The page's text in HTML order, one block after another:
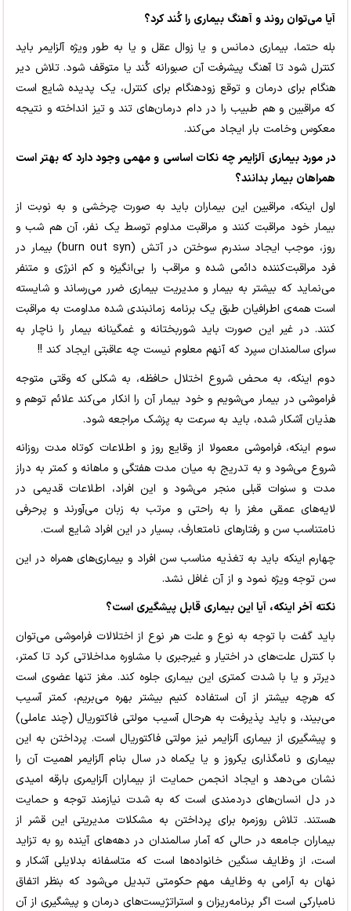
آیا می‌توان روند و آهنگ بیماری را کُند کرد؟
بله حتما، بیماری دمانس و یا زوال عقل و یا به طور ویژه آلزایمر باید
کنترل شود تا آهنگ پیشرفت آن صبورانه کُند یا متوقف شود. تلاش دیر
هنگام برای درمان و توقع زودهنگام برای کنترل، یک پدیده شایع است
که مراقبین و هم طبیب را در دام درمان‌های تند و تیز انداخته و نتیجه
معکوس وخامت بار ایجاد می‌کند.
در مورد بیماری آلزایمر چه نکات اساسی و مهمی وجود دارد که بهتر است
همراهان بیمار بدانند؟
اول اینکه، مراقبین این بیماران باید به صورت چرخشی و به نوبت از
بیمار خود مراقبت کنند و مراقبت مداوم توسط یک نفر، آن هم شب و
روز، موجب ایجاد سندرم سوختن در آتش (burn out syn) بیمار در
فرد مراقبت‌کننده دائمی شده و مراقب را بی‌انگیزه و کم انرژی و متنفر
می‌نماید که بیشتر به بیمار و مدیریت بیماری ضرر می‌رساند و شایسته
است همه‌ی اطرافیان طبق یک برنامه زمانبندی شده مداومت به مراقبت
کنند. در غیر این صورت باید شوربختانه و غمگینانه بیمار را ناچار به
سرای سالمندان سپرد که آنهم معلوم نیست چه عاقبتی ایجاد کند !!
دوم اینکه، به محض شروع اختلال حافظه، به شکلی که وقتی متوجه
فراموشی در بیمار می‌شویم و خود بیمار آن را انکار می‌کند علائم توهم و
هذیان آشکار شده، باید به سرعت به پزشک مراجعه شود.
سوم اینکه، فراموشی معمولا از وقایع روز و اطلاعات کوتاه مدت روزانه
شروع می‌شود و به تدریج به میان مدت هفتگی و ماهانه و کمتر به دراز
مدت و سنوات قبلی منجر می‌شود و این افراد، اطلاعات قدیمی در
لایه‌های عمقی مغز را به راحتی و مرتب به زبان می‌آورند و پرحرفی
نامتناسب سن و رفتارهای نامتعارف، بسیار در این افراد شایع است.
چهارم اینکه باید به تغذیه مناسب سن افراد و بیماری‌های همراه در این
سن توجه ویژه نمود و از آن غافل نشد.
نکته آخر اینکه، آیا این بیماری قابل پیشگیری است؟
باید گفت با توجه به نوع و علت هر نوع از اختلالات فراموشی می‌توان
با کنترل علت‌های در اختیار و غیرجبری با مشاوره مداخلاتی کرد تا کمتر،
دیرتر و یا با شدت کمتری این بیماری جلوه کند. مغز تنها عضوی است
که هرچه بیشتر از آن استفاده کنیم بیشتر بهره می‌بریم، کمتر آسیب
می‌بیند، و باید پذیرفت به هرحال آسیب مولتی فاکتوریال (چند عاملی)
و پیشگیری از بیماری آلزایمر نیز مولتی فاکتوریال است. پرداختن به این
بیماری و نامگذاری یکروز و یا یکماه در سال بنام آلزایمر اهمیت آن را
نشان می‌دهد و ایجاد انجمن حمایت از بیماران آلزایمری بارقه امیدی
در دل انسان‌های دردمندی است که به شدت نیازمند توجه و حمایت
هستند. تلاش روزمره برای پرداختن به مشکلات مدیریتی این قشر از
بیماران جامعه در حالی که آمار سالمندان در دهه‌های آینده رو به تزاید
است، از وظایف سنگین خانواده‌ها است که متاسفانه بدلایلی آشکار و
نهان به آرامی به وظایف مهم حکومتی تبدیل می‌شود که بنظر اتفاق
نامبارکی است اگر برنامه‌ریزان و استراتژیست‌های درمان و پیشگیری از آن